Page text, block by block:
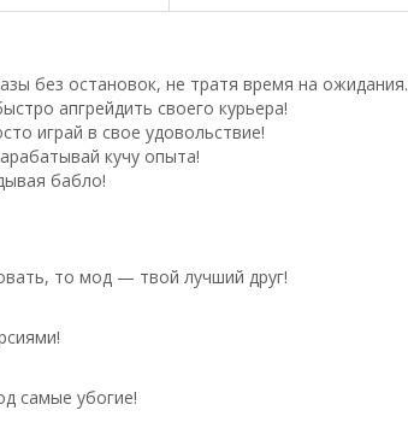
без остановок, не тратя время на ожидания.
апгрейдить своего курьера!
играй в свое удовольствие!
кучу опыта!
бабло!
то мод — твой лучший друг!
самые убогие!